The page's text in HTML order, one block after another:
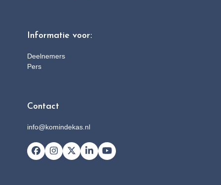
Informatie voor:
Deelnemers
Pers
Contact
info@komindekas.nl
Facebook
Instagram
X LinkedInYouTube